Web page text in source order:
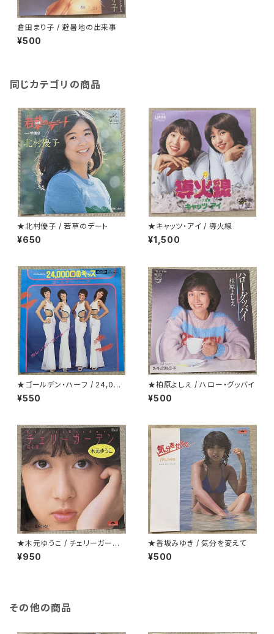
倉田まり子 / 避暑地の出来事
¥500
同じカテゴリの商品
★北村優子 / 若草のデート
¥650
★キャッツ・アイ / 導火線
¥1,500
★ゴールデン・ハーフ / 24,000
回のキッス(24 Milabaci)
¥550
★柏原よしえ / ハロー・グッバイ
¥500
★木元ゆうこ / チェリーガーデ
ン(桜の園)
¥950
★香坂みゆき / 気分を変えて
¥500
その他の商品